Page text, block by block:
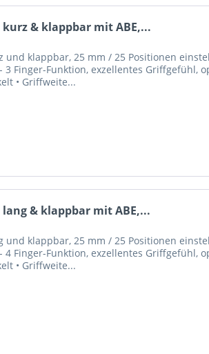
& klappbar mit ABE,...
und klappbar, 25 mm / 25 Positionen
Finger-Funktion, exzellentes Griffgefühl,
• Griffweite...
& klappbar mit ABE,...
und klappbar, 25 mm / 25 Positionen
Finger-Funktion, exzellentes Griffgefühl,
• Griffweite...